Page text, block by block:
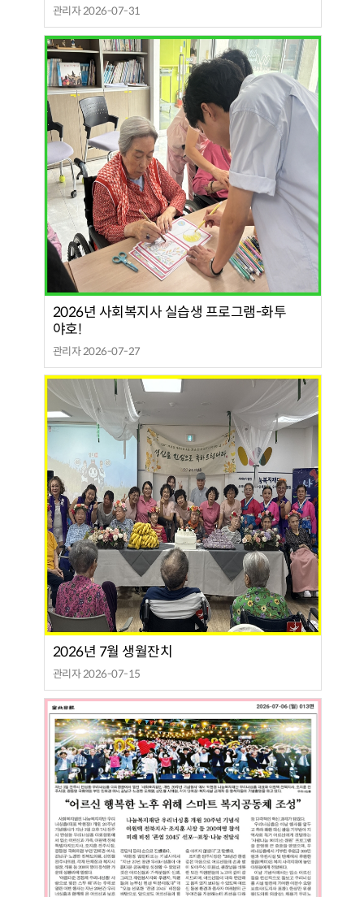
관리자 2026-07-31
2026년 사회복지사 실습생 프로그램-화투
야호!
관리자 2026-07-27
2026년 7월 생월잔치
관리자 2026-07-15